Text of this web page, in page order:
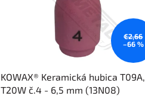
€2,66
–66 %
KOWAX® Keramická hubica T09A,
T20W č.4 - 6,5 mm (13N08)